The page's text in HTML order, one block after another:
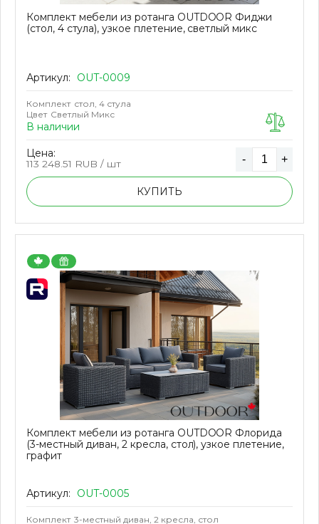
Комплект мебели из ротанга OUTDOOR Фиджи
(стол, 4 стула), узкое плетение, светлый микс
Артикул: OUT-0009
Комплект стол, 4 стула
Цвет Светлый Микс
В наличии
Цена:
113 248.51 RUB / шт - +
КУПИТЬ
Комплект мебели из ротанга OUTDOOR Флорида
(3-местный диван, 2 кресла, стол), узкое плетение,
графит
Артикул: OUT-0005
Комплект 3-местный диван, 2 кресла, стол